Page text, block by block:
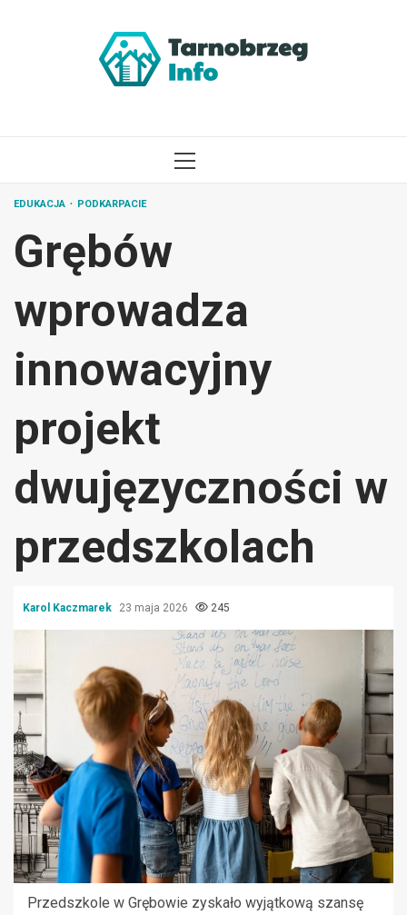
MENU
EDUKACJA PODKARPACIE
Grębów
wprowadza
innowacyjny
projekt
dwujęzyczności w
przedszkolach
Karol Kaczmarek 23 maja 2026 245
Przedszkole w Grębowie zyskało wyjątkową szansę